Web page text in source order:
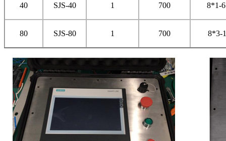
40 SJS-40 1 700 8*1-
80 SJS-80 1 700 8*3-